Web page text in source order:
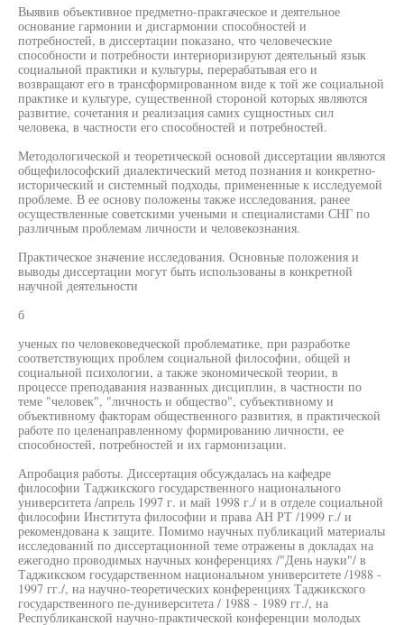
Выявив объективное предметно-пракгаческое и деятельное
основание гармонии и дисгармонии способностей и
потребностей, в диссертации показано, что человеческие
способности и потребности интериоризируют деятельный язык
социальной практики и культуры, перерабатывая его и
возвращают его в трансформированном виде к той же социальной
практике и культуре, существенной стороной которых являются
развитие, сочетания и реализация самих сущностных сил
человека, в частности его способностей и потребностей.
Методологической и теоретической основой диссертации являются
общефилософский диалектический метод познания и конкретно-
исторический и системный подходы, примененные к исследуемой
проблеме. В ее основу положены также исследования, ранее
осуществленные советскими учеными и специалистами СНГ по
различным проблемам личности и человекознания.
Практическое значение исследования. Основные положения и
выводы диссертации могут быть использованы в конкретной
научной деятельности
б
ученых по человековедческой проблематике, при разработке
соответствующих проблем социальной философии, общей и
социальной психологии, а также экономической теории, в
процессе преподавания названных дисциплин, в частности по
теме "человек", "личность и общество", субъективному и
объективному факторам общественного развития, в практической
работе по целенаправленному формированию личности, ее
способностей, потребностей и их гармонизации.
Апробация работы. Диссертация обсуждалась на кафедре
философии Таджикского государственного национального
университета /апрель 1997 г. и май 1998 г./ и в отделе социальной
философии Института философии и права АН РТ /1999 г./ и
рекомендована к защите. Помимо научных публикаций материалы
исследований по диссертационной теме отражены в докладах на
ежегодно проводимых научных конференциях /"День науки"/ в
Таджикском государственном национальном университете /1988 -
1997 гг./, на научно-теоретических конференциях Таджикского
государственного пе-дуниверситета / 1988 - 1989 гг./, на
Республиканской научно-практической конференции молодых